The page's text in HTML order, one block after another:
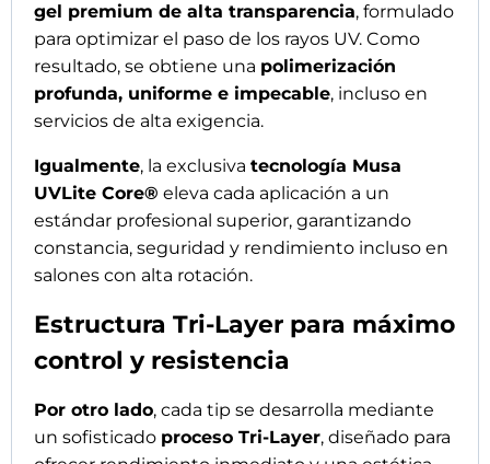
Capa de primer integrada, que mejora la
adhesión sobre la uña natural y reduce
significativamente los levantamientos.
Capa estructural nude pre-colorada
una reconstrucción en gel.
Capa exterior soft-touch matte , con
acabado aterciopelado, resistente y
protector, que facilita la trabajabilidad y
aporta mayor confort durante el servicio.
Resultado profesional con ahorro
de tiempo
Gracias a su extraordinaria resistencia, las
Master Pro X® no se doblan y reproducen